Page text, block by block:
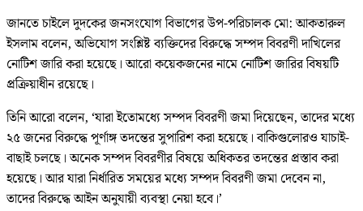
জানতে চাইলে দুদকের জনসংযোগ বিভাগের উপ-পরিচালক মো: আকতারুল
ইসলাম বলেন, অভিযোগ সংশ্লিষ্ট ব্যক্তিদের বিরুদ্ধে সম্পদ বিবরণী দাখিলের
নোটিশ জারি করা হয়েছে। আরো কয়েকজনের নামে নোটিশ জারির বিষয়টি
প্রক্রিয়াধীন রয়েছে।
তিনি আরো বলেন, ‘যারা ইতোমধ্যে সম্পদ বিবরণী জমা দিয়েছেন, তাদের মধ্যে
২৫ জনের বিরুদ্ধে পূর্ণাঙ্গ তদন্তের সুপারিশ করা হয়েছে। বাকিগুলোরও যাচাই-
বাছাই চলছে। অনেক সম্পদ বিবরণীর বিষয়ে অধিকতর তদন্তের প্রস্তাব করা
হয়েছে। আর যারা নির্ধারিত সময়ের মধ্যে সম্পদ বিবরণী জমা দেবেন না,
তাদের বিরুদ্ধে আইন অনুযায়ী ব্যবস্থা নেয়া হবে।’